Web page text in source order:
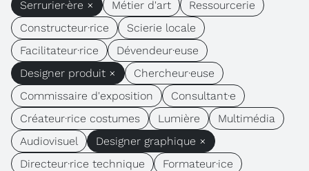
Serrurier·ère ×
Métier d'art
Ressourcerie
Constructeur·rice
Scierie locale
Facilitateur·rice
Dévendeur·euse
Designer produit ×
Chercheur·euse
Commissaire d'exposition
Consultant·e
Créateur·rice costumes
Lumière
Multimédia
Audiovisuel
Designer graphique ×
Directeur·rice technique
Formateur·ice